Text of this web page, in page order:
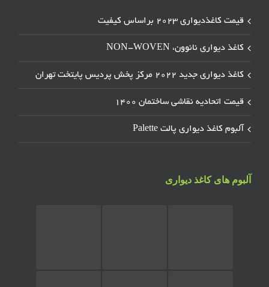
قیمت کاغذدیواری ۲۰۲۳ براساس کیفیت
کاغذ دیواری نانوون، NON-WOVEN
کاغذ دیواری جدید ۲۰۲۲ مرکز پخش پردیس پایتخت تهران
قیمت اتحادیه نقاشی ساختمان ۱۴۰۰
آلبوم کاغذ دیواری پالت Palette
آلبوم های کاغذ دیواری